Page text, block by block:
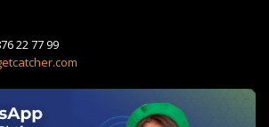
22 77 99